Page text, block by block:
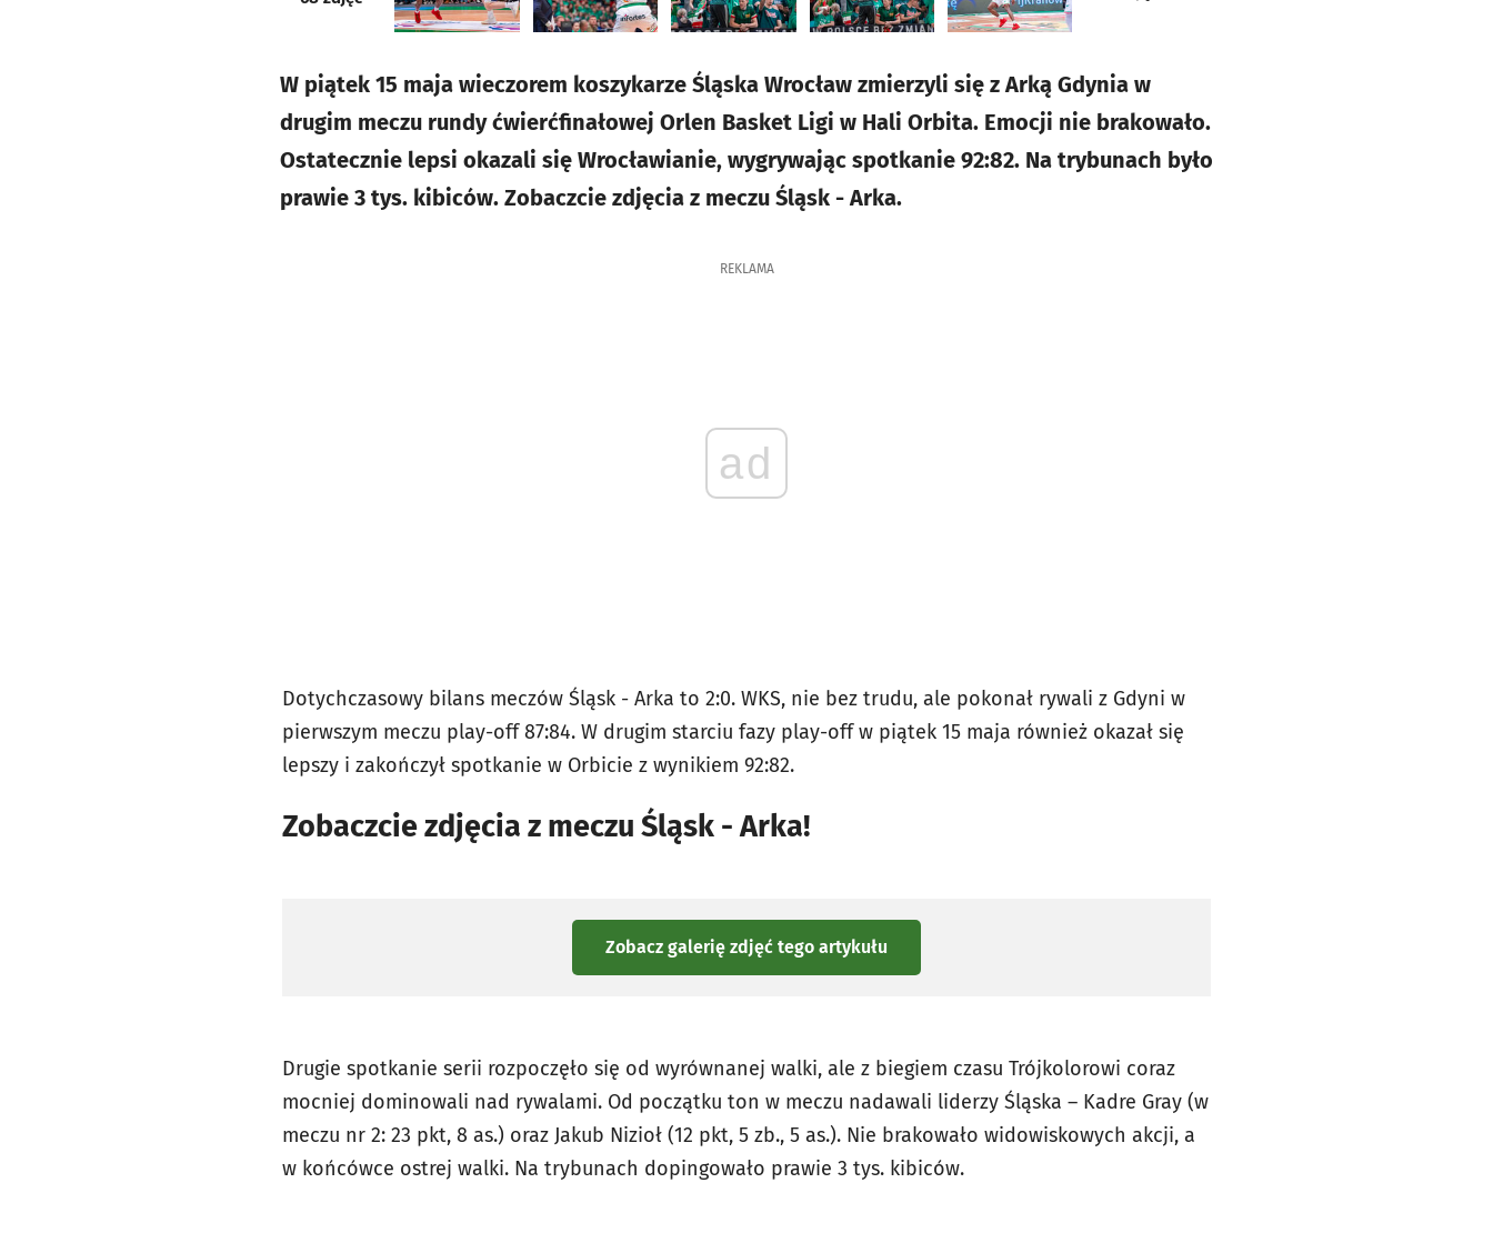
W piątek 15 maja wieczorem koszykarze Śląska Wrocław zmierzyli się z Arką Gdynia w
drugim meczu rundy ćwierćfinałowej Orlen Basket Ligi w Hali Orbita. Emocji nie brakowało.
Ostatecznie lepsi okazali się Wrocławianie, wygrywając spotkanie 92:82. Na trybunach było
prawie 3 tys. kibiców. Zobaczcie zdjęcia z meczu Śląsk - Arka.
REKLAMA
ad
Dotychczasowy bilans meczów Śląsk - Arka to 2:0. WKS, nie bez trudu, ale pokonał rywali z Gdyni w
pierwszym meczu play-off 87:84. W drugim starciu fazy play-off w piątek 15 maja również okazał się
lepszy i zakończył spotkanie w Orbicie z wynikiem 92:82.
Zobaczcie zdjęcia z meczu Śląsk - Arka!
Zobacz galerię zdjęć tego artykułu
Drugie spotkanie serii rozpoczęło się od wyrównanej walki, ale z biegiem czasu Trójkolorowi coraz
mocniej dominowali nad rywalami. Od początku ton w meczu nadawali liderzy Śląska – Kadre Gray (w
meczu nr 2: 23 pkt, 8 as.) oraz Jakub Nizioł (12 pkt, 5 zb., 5 as.). Nie brakowało widowiskowych akcji, a
w końcówce ostrej walki. Na trybunach dopingowało prawie 3 tys. kibiców.